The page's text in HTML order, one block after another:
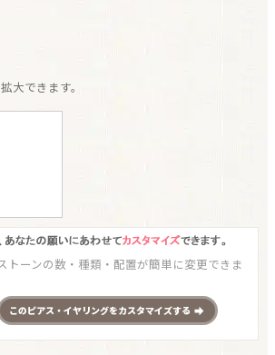
大できます。
トーンの数・種類・配置が簡単に変更できま
このピアス・イヤリングをカスタマイズする